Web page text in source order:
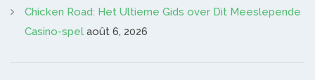
Chicken Road: Het Ultieme Gids over Dit Meeslepende
Casino-spel août 6, 2026